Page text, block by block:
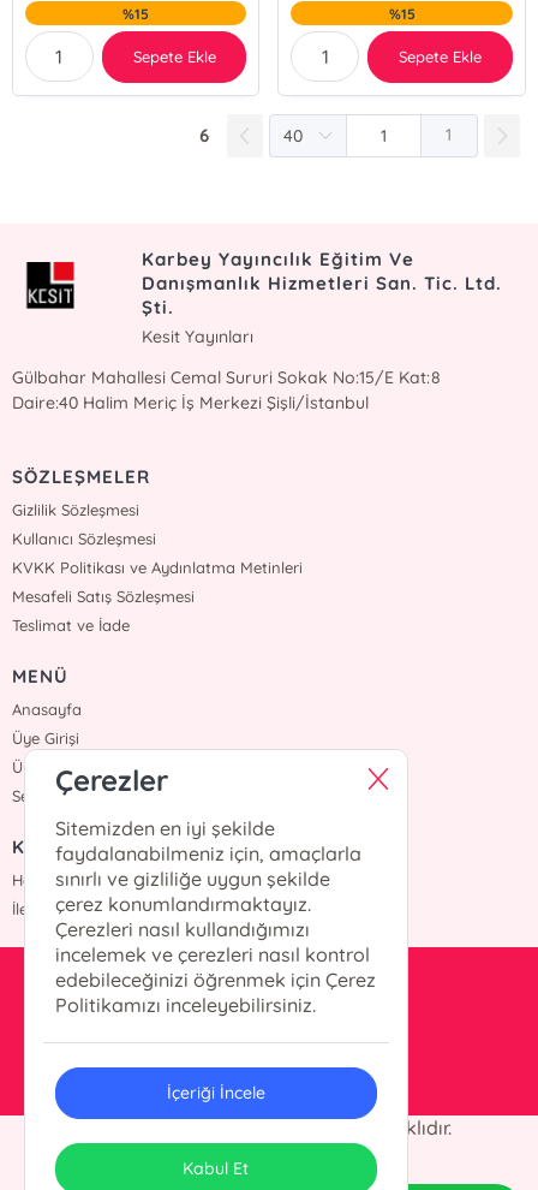
%15
Sepete Ekle
%15
Sepete Ekle
6 1
Karbey Yayıncılık Eğitim Ve
Danışmanlık Hizmetleri San. Tic. Ltd.
Şti.
Kesit Yayınları
Gülbahar Mahallesi Cemal Sururi Sokak No:15/E Kat:8
Daire:40 Halim Meriç İş Merkezi Şişli/İstanbul
SÖZLEŞMELER
Gizlilik Sözleşmesi
Kullanıcı Sözleşmesi
KVKK Politikası ve Aydınlatma Metinleri
Mesafeli Satış Sözleşmesi
Teslimat ve İade
MENÜ
Anasayfa
Üye Girişi
Üye Ol
Sepetim
KURUMSAL
Hakkımızda
İletişim
kesit@kesityayinlari.com
© 2025 Kesit Yayınları. Her hakkı saklıdır.
Tasarım & Uygulama
Çerezler
Sitemizden en iyi şekilde
faydalanabilmeniz için, amaçlarla
sınırlı ve gizliliğe uygun şekilde
çerez konumlandırmaktayız.
Çerezleri nasıl kullandığımızı
incelemek ve çerezleri nasıl kontrol
edebileceğinizi öğrenmek için Çerez
Politikamızı inceleyebilirsiniz.
İçeriği İncele
Kabul Et